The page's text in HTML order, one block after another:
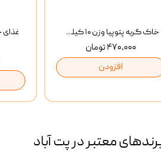
خاک گربه پتوپیا وزن ۱۰ کیلوگرم
۴۷۰,۰۰۰ تومان
افزودن
معتبر در پت آباد